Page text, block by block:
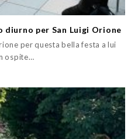
diurno per San Luigi Orione
per questa bella festa a lui
ospite…